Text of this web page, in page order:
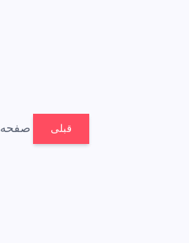
قبلی صفحه 3 از 63